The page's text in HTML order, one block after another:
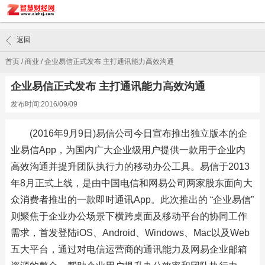
首页/商业 /企业易信正式发布 主打通讯能力高效沟通
返回
企业易信正式发布 主打通讯能力高效沟通
发布时间:2016/09/09
(2016年9月9日)易信公司今日宣布推出独立版本的企
业易信App，为国内广大企业级用户提供一款用于企业内
高效沟通并提升团队执行力的移动办公工具。易信于2013
年8月正式上线，是由中国电信和网易公司两家股东面向大
众消费者推出的一款即时通讯App。此次推出的 “企业易信”
则聚焦于企业办公场景下横跨桌面及移动平台的协同工作
需求，首发登陆iOS、Android、Windows、Mac以及Web
五大平台，通过对电信运营商的通讯能力及网易企业邮箱